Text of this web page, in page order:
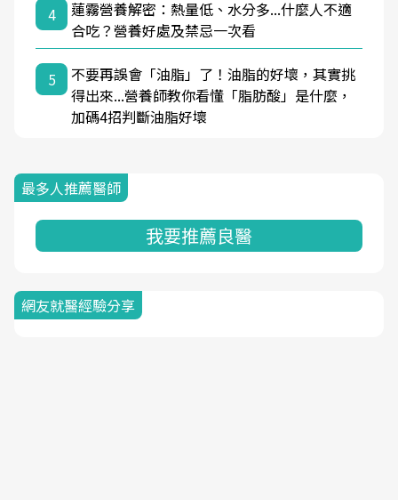
4
蓮霧營養解密：熱量低、水分多...什麼人不適
合吃？營養好處及禁忌一次看
5
不要再誤會「油脂」了！油脂的好壞，其實挑
得出來...營養師教你看懂「脂肪酸」是什麼，
加碼4招判斷油脂好壞
最多人推薦醫師
我要推薦良醫
網友就醫經驗分享